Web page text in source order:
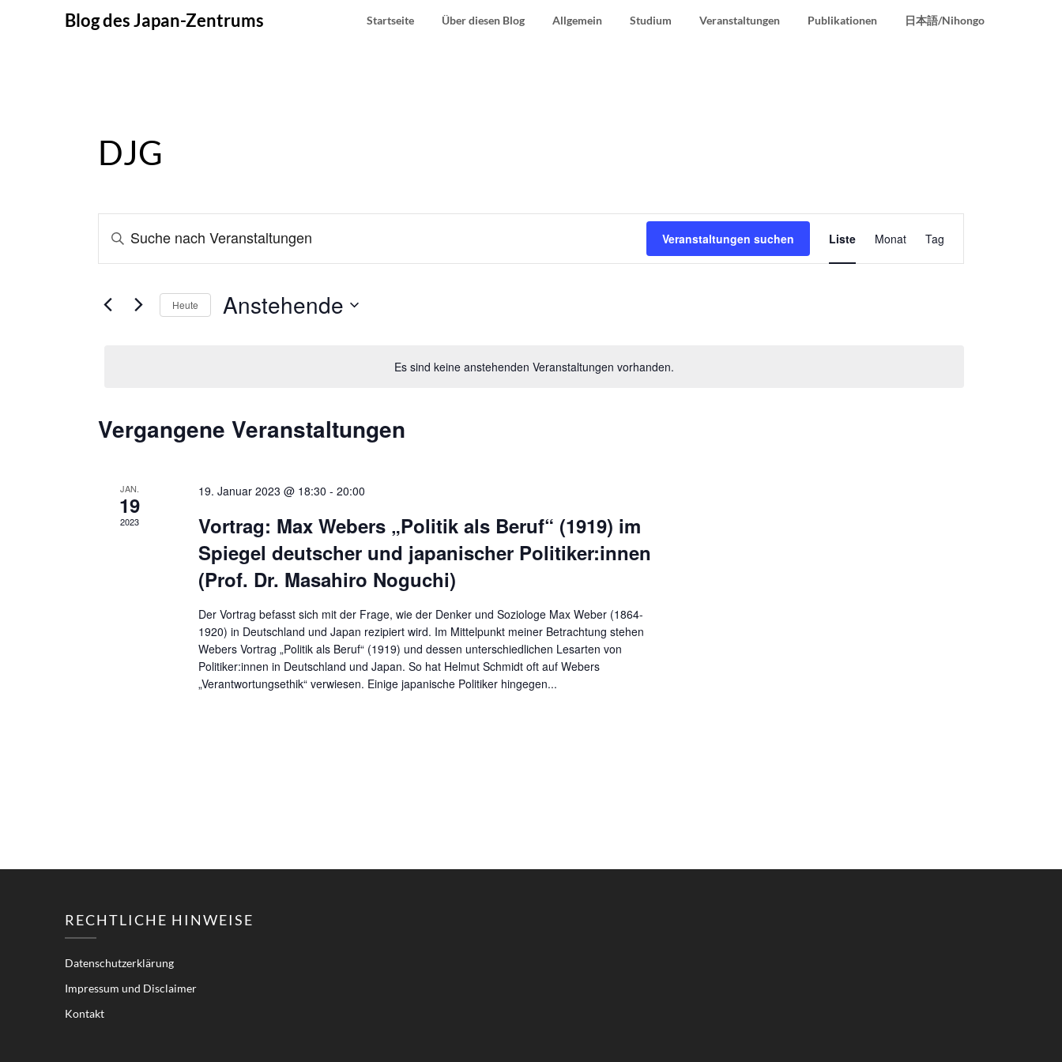
Blog des Japan-Zentrums Startseite Über diesen Blog Allgemein Studium Veranstaltungen Publikationen 日本語/Nihongo
DJG
Es sind keine anstehenden Veranstaltungen vorhanden.
Veranstaltungen
Suche
Ansichten,
BITTE
SUCHE
NACH
Veranstaltungen suchen
Ansichten-
Liste Monat Tag
Heute Anstehende
Vergangene Veranstaltungen
JAN.
19
2023
19. Januar 2023 @ 18:30 -20:00
Vortrag: Max Webers „Politik als Beruf“ (1919) im
Spiegel deutscher und japanischer Politiker:innen
(Prof. Dr. Masahiro Noguchi)
Der Vortrag befasst sich mit der Frage, wie der Denker und Soziologe Max Weber (1864-
1920) in Deutschland und Japan rezipiert wird. Im Mittelpunkt meiner Betrachtung stehen
Webers Vortrag „Politik als Beruf“ (1919) und dessen unterschiedlichen Lesarten von
Politiker:innen in Deutschland und Japan. So hat Helmut Schmidt oft auf Webers
„Verantwortungsethik“ verwiesen. Einige japanische Politiker hingegen...
RECHTLICHE HINWEISE
Datenschutzerklärung
Impressum und Disclaimer
Kontakt